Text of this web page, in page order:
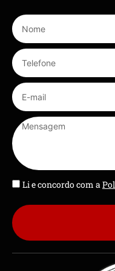
Li e concordo com a